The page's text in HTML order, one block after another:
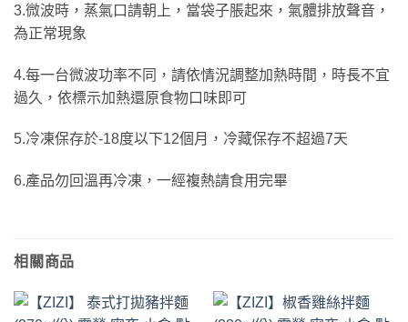
3.微波時，蒸氣口請朝上，當袋子脹起來，氣體排放聲音，
為正常現象
4.每一台微波功率不同，請依情況調整加熱時間，時長不宜
過久，依標示加熱還原食物口味即可
5.冷凍保存於-18度以下12個月，冷藏保存不超過7天
6.產品勿回溫再冷凍，一經複熱請食用完畢
相關商品